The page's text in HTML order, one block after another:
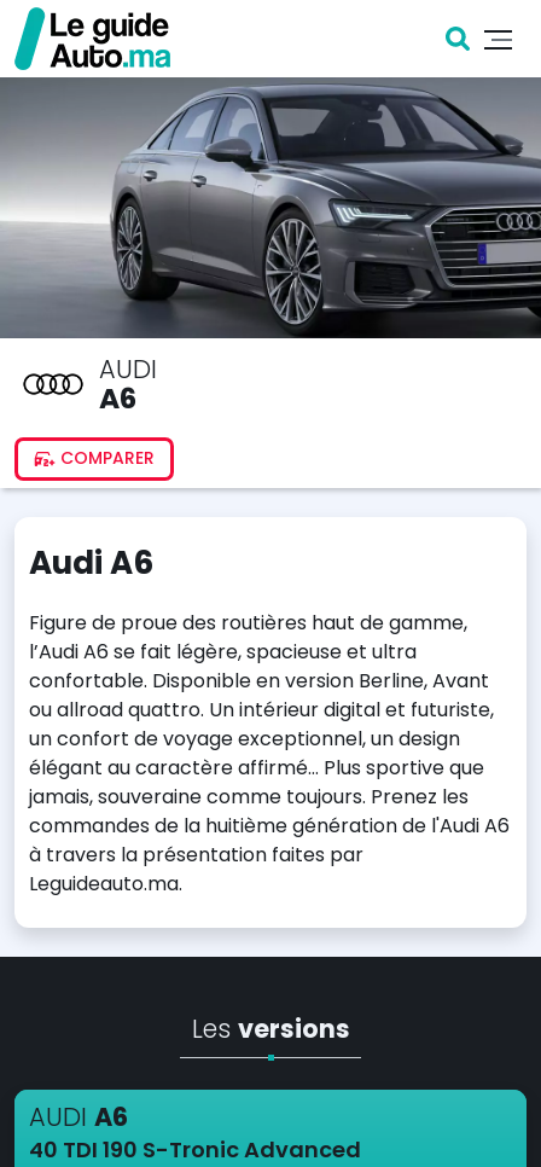
AUDI
A6
COMPARER
Audi A6
Figure de proue des routières haut de gamme,
l’Audi A6 se fait légère, spacieuse et ultra
confortable. Disponible en version Berline, Avant
ou allroad quattro. Un intérieur digital et futuriste,
un confort de voyage exceptionnel, un design
élégant au caractère affirmé… Plus sportive que
jamais, souveraine comme toujours. Prenez les
commandes de la huitième génération de l'Audi A6
à travers la présentation faites par
Leguideauto.ma.
Les versions
AUDI A6
40 TDI 190 S-Tronic Advanced